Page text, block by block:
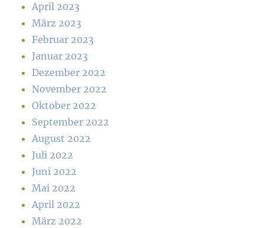
April 2023
März 2023
Februar 2023
Januar 2023
Dezember 2022
November 2022
Oktober 2022
September 2022
August 2022
Juli 2022
Juni 2022
Mai 2022
April 2022
März 2022